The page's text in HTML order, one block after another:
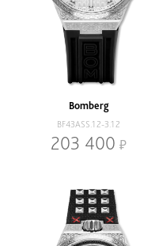
Bomberg
BF43ASS.12-3.12
203 400